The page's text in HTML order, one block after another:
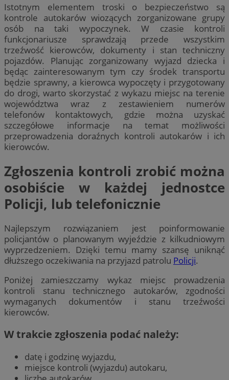
Istotnym elementem troski o bezpieczeństwo są
kontrole autokarów wiozących zorganizowane grupy
osób na taki wypoczynek. W czasie kontroli
funkcjonariusze sprawdzają przede wszystkim
trzeźwość kierowców, dokumenty i stan techniczny
pojazdów. Planując zorganizowany wyjazd dziecka i
będąc zainteresowanym tym czy środek transportu
będzie sprawny, a kierowca wypoczęty i przygotowany
do drogi, warto skorzystać z wykazu miejsc na terenie
województwa wraz z zestawieniem numerów
telefonów kontaktowych, gdzie można uzyskać
szczegółowe informacje na temat możliwości
przeprowadzenia doraźnych kontroli autokarów i ich
kierowców.
Zgłoszenia kontroli zrobić można
osobiście w każdej jednostce
Policji, lub telefonicznie
Najlepszym rozwiązaniem jest poinformowanie
policjantów o planowanym wyjeździe z kilkudniowym
wyprzedzeniem. Dzięki temu mamy szansę uniknąć
dłuższego oczekiwania na przyjazd patrolu Policji.
Poniżej zamieszczamy wykaz miejsc prowadzenia
kontroli stanu technicznego autokarów, zgodności
wymaganych dokumentów i stanu trzeźwości
kierowców.
W trakcie zgłoszenia podać należy:
datę i godzinę wyjazdu,
miejsce kontroli (wyjazdu) autokaru,